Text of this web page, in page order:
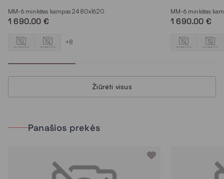
MM-6 minkštas kampas 2480x1620
1 690.00 €
+8
MM-6 minkštas
1 690.00 €
Žiūrėti visus
Panašios prekės